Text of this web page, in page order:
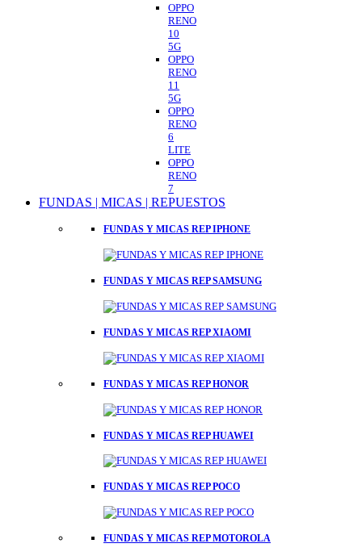
OPPO
RENO
10
5G
OPPO
RENO
11
5G
OPPO
RENO
6
LITE
OPPO
RENO
7
FUNDAS | MICAS | REPUESTOS
FUNDAS Y MICAS REP IPHONE
FUNDAS Y MICAS REP SAMSUNG
FUNDAS Y MICAS REP XIAOMI
FUNDAS Y MICAS REP HONOR
FUNDAS Y MICAS REP HUAWEI
FUNDAS Y MICAS REP POCO
FUNDAS Y MICAS REP MOTOROLA